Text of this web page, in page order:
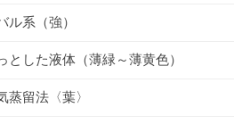
ル系（強）
とした液体（薄緑～薄黄色）
蒸留法〈葉〉